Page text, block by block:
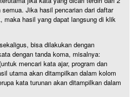
Jika hasil pencarian dari daftar
maka hasil yang dapat langsung di klik
bisa dilakukan dengan
dengan tanda koma, misalnya:
(untuk mencari kata ajar, program dan
utama akan ditampilkan dalam kolom
kata turunan akan ditampilkan dalam